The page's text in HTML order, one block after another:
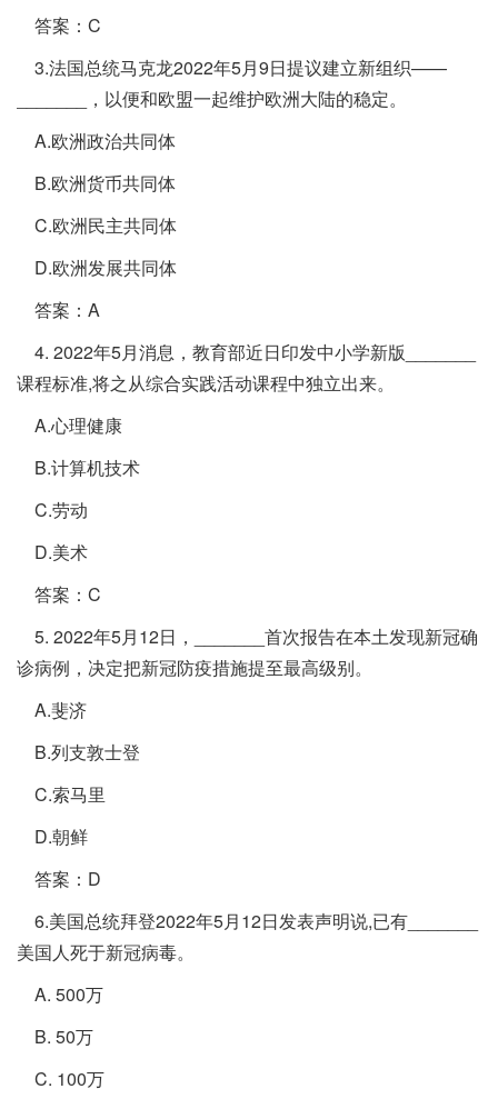
答案：C
3.法国总统马克龙2022年5月9日提议建立新组织——
_______，以便和欧盟一起维护欧洲大陆的稳定。
A.欧洲政治共同体
B.欧洲货币共同体
C.欧洲民主共同体
D.欧洲发展共同体
答案：A
4. 2022年5月消息，教育部近日印发中小学新版_______
课程标准,将之从综合实践活动课程中独立出来。
A.心理健康
B.计算机技术
C.劳动
D.美术
答案：C
5. 2022年5月12日，_______首次报告在本土发现新冠确
诊病例，决定把新冠防疫措施提至最高级别。
A.斐济
B.列支敦士登
C.索马里
D.朝鲜
答案：D
6.美国总统拜登2022年5月12日发表声明说,已有_______
美国人死于新冠病毒。
A. 500万
B. 50万
C. 100万